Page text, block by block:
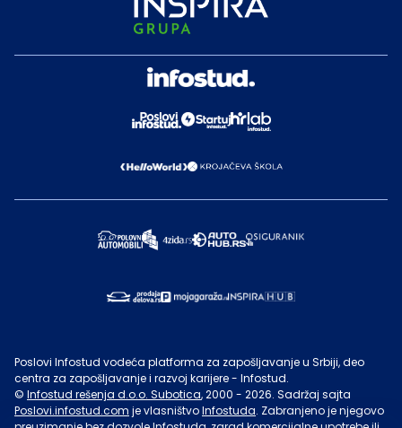
Poslovi Infostud vodeća platforma za zapošljavanje u Srbiji, deo
centra za zapošljavanje i razvoj karijere - Infostud.
© Infostud rešenja d.o.o. Subotica, 2000 - 2026. Sadržaj sajta
Poslovi.infostud.com je vlasništvoInfostuda. Zabranjeno je njegovo